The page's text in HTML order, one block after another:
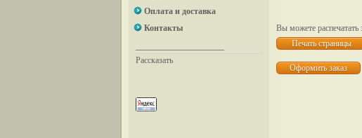
Оплата и доставка
Контакты
Рассказать
Вы можете распечатать